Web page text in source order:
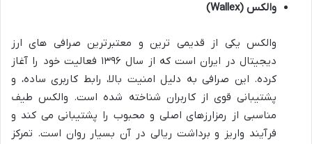
والکس (Wallex)
والکس یکی از قدیمی ترین و معتبرترین صرافی های ارز
دیجیتال در ایران است که از سال ۱۳۹۶ فعالیت خود را آغاز
کرده. این صرافی به دلیل امنیت بالا، رابط کاربری ساده، و
پشتیبانی قوی از کاربران شناخته شده است. والکس طیف
مناسبی از رمزارزهای اصلی و محبوب را پشتیبانی می کند و
فرآیند واریز و برداشت ریالی در آن بسیار روان است. تمرکز